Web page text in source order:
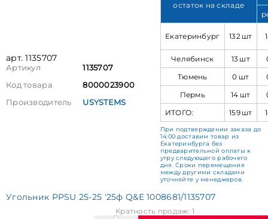
арт. 1135707
Артикул
1135707
Код товара
8000023900
Производитель
USYSTEMS
остаток на складе
Екатеринбург 132 шт
Челябинск 13 шт
Тюмень
0 шт
Пермь
14 шт
ИТОГО:
159 шт
При подтверждении заказа до
14:00 доставим товар из
Екатеринбурга без
предварительной оплаты к
утру следующего рабочего
дня. Сроки перемещения
между другими складами
уточняйте у менеджеров.
Угольник PPSU 25-25 '25ф Q&E 1008681/1135707
Кратность продаж: 1